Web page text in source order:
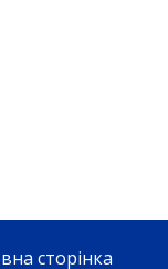
сторінка